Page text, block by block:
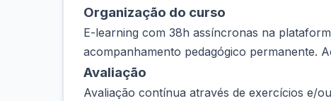
Organização do curso
E-learning com 38h assíncronas na
acompanhamento pedagógico permanente.
Avaliação
Avaliação contínua através de exercícios e/